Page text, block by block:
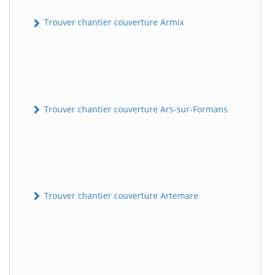
Trouver chantier couverture Armix
Trouver chantier couverture Ars-sur-Formans
Trouver chantier couverture Artemare